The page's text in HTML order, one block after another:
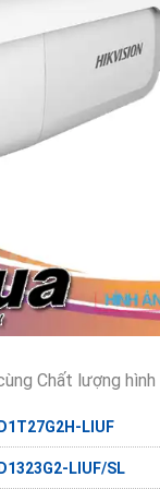
Chất lượng hình
LIUF
LIUF/SL